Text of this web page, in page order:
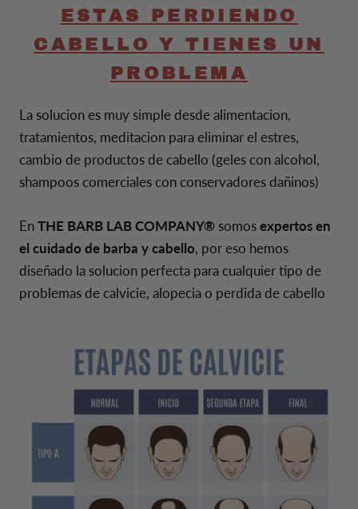
ESTAS PERDIENDO
CABELLO Y TIENES UN
PROBLEMA
La solucion es muy simple desde alimentacion,
tratamientos, meditacion para eliminar el estres,
cambio de productos de cabello (geles con alcohol,
shampoos comerciales con conservadores dañinos)
EnTHE BARB LAB COMPANY® somosexpertos en
el cuidado de barba y cabello, por eso hemos
diseñado la solucion perfecta para cualquier tipo de
problemas de calvicie, alopecia o perdida de cabello